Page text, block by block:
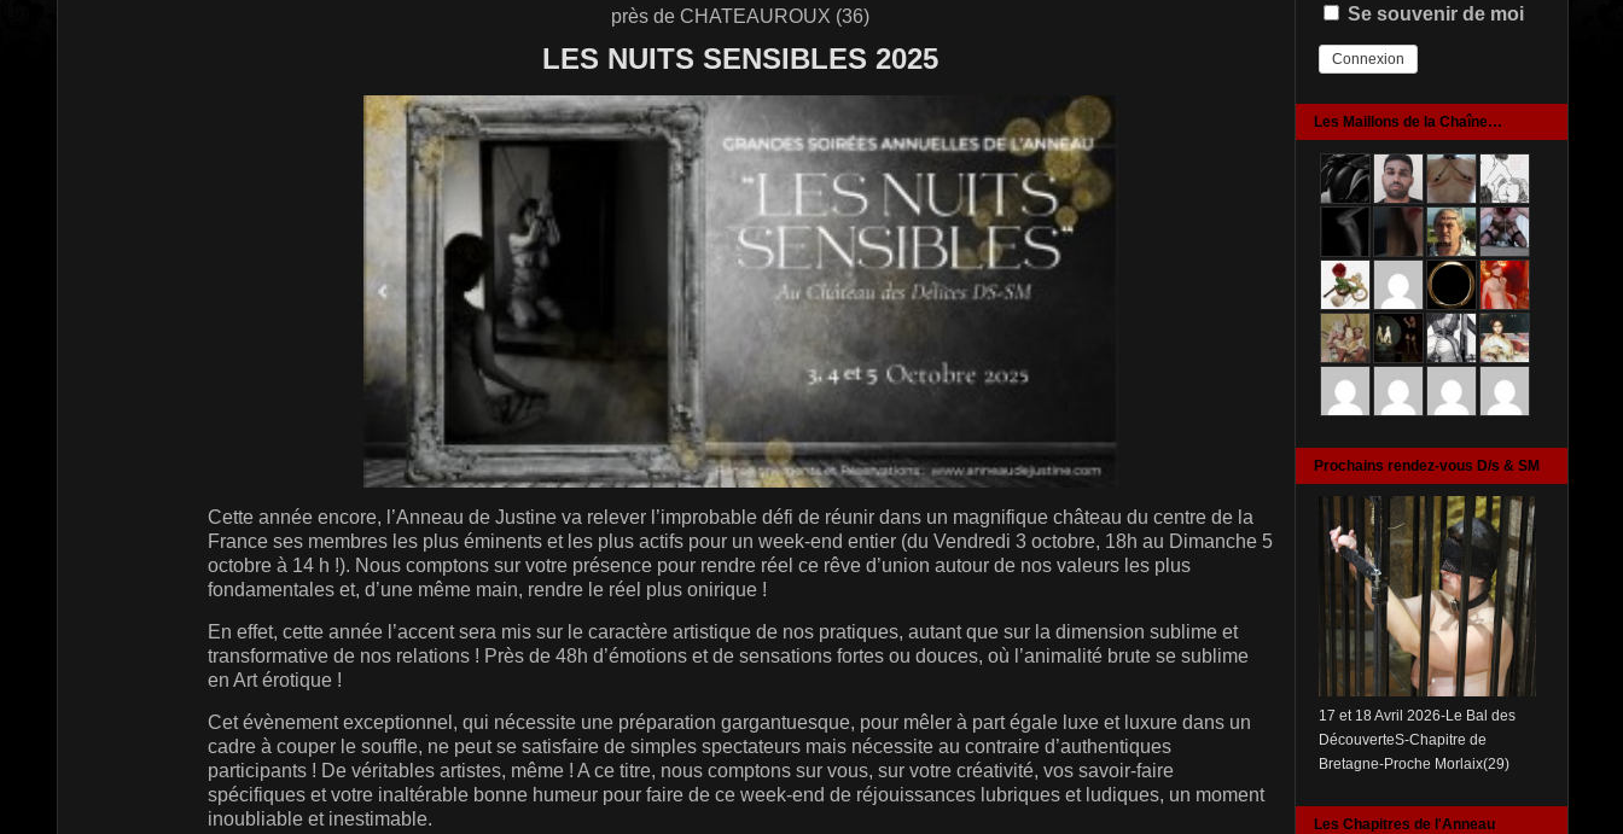
près de CHATEAUROUX (36)
LES NUITS SENSIBLES 2025
Cette année encore, l’Anneau de Justine va relever l’improbable défi de réunir dans un magnifique château du centre de la
France ses membres les plus éminents et les plus actifs pour un week-end entier (du Vendredi 3 octobre, 18h au Dimanche 5
octobre à 14 h !). Nous comptons sur votre présence pour rendre réel ce rêve d’union autour de nos valeurs les plus
fondamentales et, d’une même main, rendre le réel plus onirique !
En effet, cette année l’accent sera mis sur le caractère artistique de nos pratiques, autant que sur la dimension sublime et
transformative de nos relations ! Près de 48h d’émotions et de sensations fortes ou douces, où l’animalité brute se sublime
en Art érotique !
Cet évènement exceptionnel, qui nécessite une préparation gargantuesque, pour mêler à part égale luxe et luxure dans un
cadre à couper le souffle, ne peut se satisfaire de simples spectateurs mais nécessite au contraire d’authentiques
participants ! De véritables artistes, même ! A ce titre, nous comptons sur vous, sur votre créativité, vos savoir-faire
spécifiques et votre inaltérable bonne humeur pour faire de ce week-end de réjouissances lubriques et ludiques, un moment
inoubliable et inestimable.
Se souvenir de moi
Les Maillons de la Chaîne…
Prochains rendez-vous D/s & SM
17 et 18 Avril 2026-Le Bal des
DécouverteS-Chapitre de
Bretagne-Proche Morlaix(29)
Les Chapitres de l'Anneau